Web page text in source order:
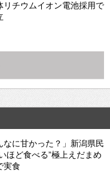
チウムイオン電池採用で
なに甘かった？」新潟県民
ほど食べる”極上えだまめ
実食